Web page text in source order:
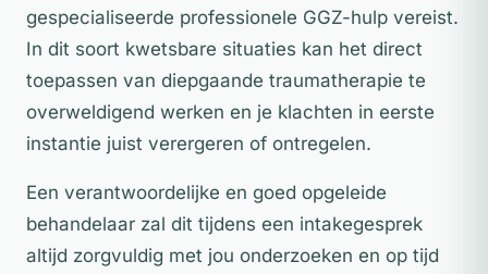
gespecialiseerde professionele GGZ-hulp vereist.
In dit soort kwetsbare situaties kan het direct
toepassen van diepgaande traumatherapie te
overweldigend werken en je klachten in eerste
instantie juist verergeren of ontregelen.
Een verantwoordelijke en goed opgeleide
behandelaar zal dit tijdens een intakegesprek
altijd zorgvuldig met jou onderzoeken en op tijd